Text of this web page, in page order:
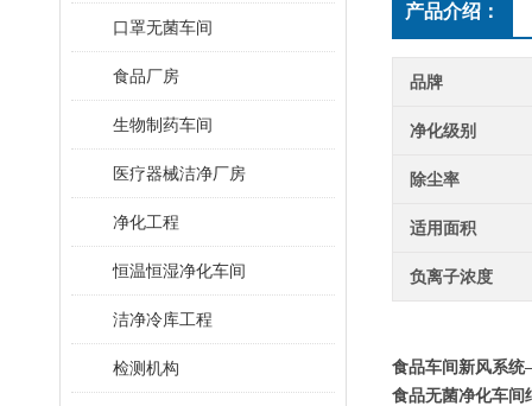
口罩无菌车间
食品厂房
生物制药车间
医疗器械洁净厂房
净化工程
恒温恒湿净化车间
洁净冷库工程
检测机构
产品介绍：
品牌
净化级别
除尘率
适用面积
负离子浓度
食品车间新风系
食品无菌净化车间